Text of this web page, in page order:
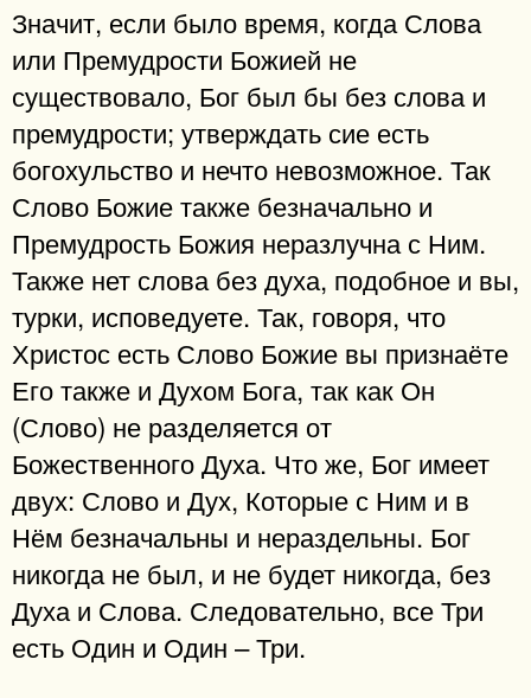
Значит, если было время, когда Слова
или Премудрости Божией не
существовало, Бог был бы без слова и
премудрости; утверждать сие есть
богохульство и нечто невозможное. Так
Слово Божие также безначально и
Премудрость Божия неразлучна с Ним.
Также нет слова без духа, подобное и вы,
турки, исповедуете. Так, говоря, что
Христос есть Слово Божие вы признаёте
Его также и Духом Бога, так как Он
(Слово) не разделяется от
Божественного Духа. Что же, Бог имеет
двух: Слово и Дух, Которые с Ним и в
Нём безначальны и нераздельны. Бог
никогда не был, и не будет никогда, без
Духа и Слова. Следовательно, все Три
есть Один и Один – Три.